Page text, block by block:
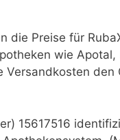
die Preise für
wie
15617516